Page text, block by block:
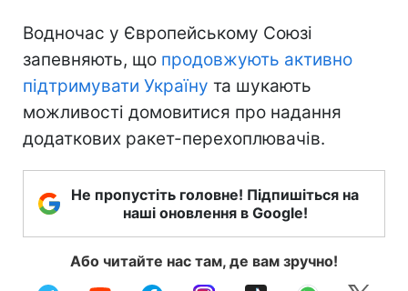
Водночас у Європейському Союзі
запевняють, що продовжують активно
підтримувати Україну та шукають
можливості домовитися про надання
додаткових ракет-перехоплювачів.
Не пропустіть головне! Підпишіться на
наші оновлення в Google!
Або читайте нас там, де вам зручно!